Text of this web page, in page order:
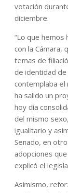
votación
diciembre.
“Lo que hemos
con la Cámara,
temas de
de identidad
contemplaba el
ha salido un
hoy día
del mismo
igualitario y
Senado, en
adopciones
explicó el
Asimismo,